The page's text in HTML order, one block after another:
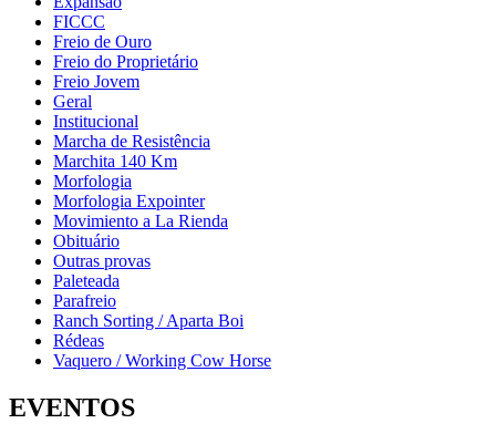
FICCC
Freio de Ouro
Freio do Proprietário
Freio Jovem
Geral
Institucional
Marcha de Resistência
Marchita 140 Km
Morfologia
Morfologia Expointer
Movimiento a La Rienda
Obituário
Outras provas
Paleteada
Parafreio
Ranch Sorting / Aparta Boi
Rédeas
Vaquero / Working Cow Horse
EVENTOS